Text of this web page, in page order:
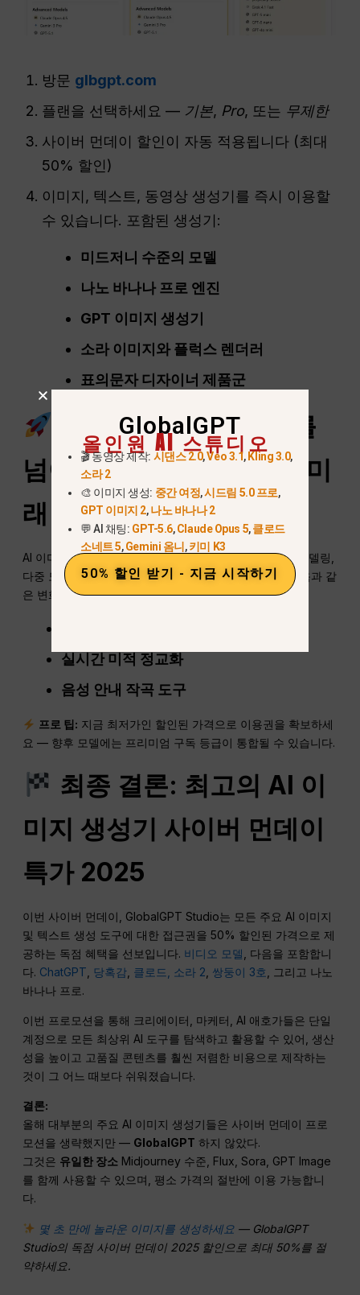
방문 glbgpt.com
플랜을 선택하세요 — 기본, Pro, 또는 무제한
사이버 먼데이 할인이 자동 적용됩니다 (최대
50% 할인)
이미지, 텍스트, 동영상 생성기를 즉시 이용할
수 있습니다. 포함된 생성기:
미드저니 수준의 모델
나노 바나나 프로 엔진
GPT 이미지 생성기
소라 이미지와 플럭스 렌더러
표의문자 디자이너 제품군
사이버 먼데이 2025를
넘어선 AI 이미지 창작의 미
래
AI 이미지 생성은 더욱 직관적인 제어, 개인화된 스타일 모델링,
다중 모드 창작을 향해 진화할 것입니다. 2026년까지 다음과 같
은 변화를 예상할 수 있습니다:
실시간 미적 정교화
음성 안내 작곡 도구
프로 팁: 지금 최저가인 할인된 가격으로 이용권을 확보하세
요 — 향후 모델에는 프리미엄 구독 등급이 통합될 수 있습니다.
최종 결론: 최고의 AI 이
미지 생성기 사이버 먼데이
특가 2025
이번 사이버 먼데이, GlobalGPT Studio는 모든 주요 AI 이미지
및 텍스트 생성 도구에 대한 접근권을 50% 할인된 가격으로 제
공하는 독점 혜택을 선보입니다. 비디오 모델
, 다음을 포함합니
다. ChatGPT 당혹감 클로드, 소라 2 쌍둥이 3호
, 그리고 나노
바나나 프로.
이번 프로모션을 통해 크리에이터, 마케터, AI 애호가들은 단일
계정으로 모든 최상위 AI 도구를 탐색하고 활용할 수 있어, 생산
성을 높이고 고품질 콘텐츠를 훨씬 저렴한 비용으로 제작하는
것이 그 어느 때보다 쉬워졌습니다.
결론:
올해 대부분의 주요 AI 이미지 생성기들은 사이버 먼데이 프로
모션을 생략했지만 — GlobalGPT 하지 않았다.
그것은 유일한 장소 Midjourney 수준, Flux, Sora, GPT Image
를 함께 사용할 수 있으며, 평소 가격의 절반에 이용 가능합니
다.
몇 초 만에 놀라운 이미지를 생성하세요 — GlobalGPT
Studio의 독점 사이버 먼데이 2025 할인으로 최대 50%를 절
약하세요.
GlobalGPT
올인원 AI 스튜디오
🎬 동영상 제작: 시댄스 2.0,Veo 3.1,Kling 3.0,
소라 2
🎨 이미지 생성: 중간 여정,시드림 5.0 프로,
GPT 이미지 2,나노 바나나 2
💬 AI 채팅: GPT-5.6,Claude Opus 5,클로드
소네트 5,Gemini 옴니,키미 K3
50% 할인 받기 - 지금 시작하기